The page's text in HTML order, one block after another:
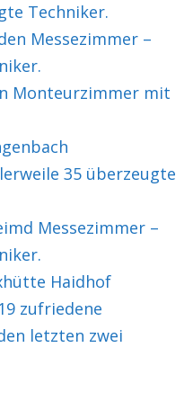
Techniker.
Messezimmer –
Monteurzimmer mit
35 überzeugte
Messezimmer –
Haidhof
zufriedene
letzten zwei